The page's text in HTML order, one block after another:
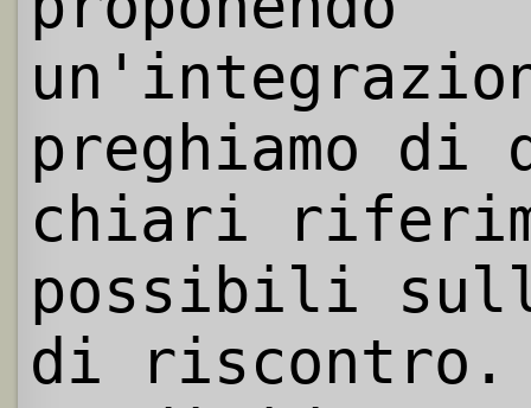
preghiamo
chiari
possibili
di riscontro.